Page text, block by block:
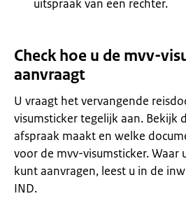
uitspraak van een rechter.
Check hoe u de mvv-
aanvraagt
U vraagt het vervangende
visumsticker tegelijk aan. Bekijk
afspraak maakt en welke
voor de mvv-visumsticker. Waar
kunt aanvragen, leest u in de
IND.